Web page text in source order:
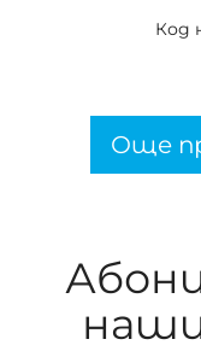
Код
Още